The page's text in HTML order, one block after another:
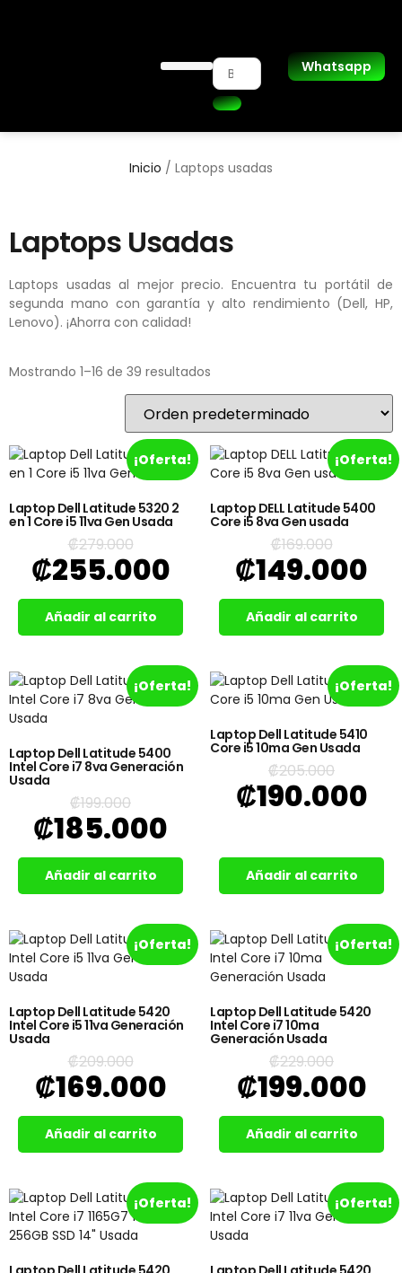
Whatsapp
Inicio / Laptops usadas
Laptops Usadas
Laptops usadas al mejor precio. Encuentra tu portátil de
segunda mano con garantía y alto rendimiento (Dell, HP,
Lenovo). ¡Ahorra con calidad!
Mostrando 1–16 de 39 resultados
¡Oferta!
Laptop Dell Latitude 5320 2
en 1 Core i5 11va Gen Usada
₡279.000
₡255.000
Añadir al carrito
¡Oferta!
Laptop DELL Latitude 5400
Core i5 8va Gen usada
₡169.000
₡149.000
Añadir al carrito
¡Oferta!
Laptop Dell Latitude 5400
Intel Core i7 8va Generación
Usada
₡199.000
₡185.000
Añadir al carrito
¡Oferta!
Laptop Dell Latitude 5410
Core i5 10ma Gen Usada
₡205.000
₡190.000
Añadir al carrito
¡Oferta!
Laptop Dell Latitude 5420
Intel Core i5 11va Generación
Usada
₡209.000
₡169.000
Añadir al carrito
¡Oferta!
Laptop Dell Latitude 5420
Intel Core i7 10ma
Generación Usada
₡229.000
₡199.000
Añadir al carrito
¡Oferta! ¡Oferta!